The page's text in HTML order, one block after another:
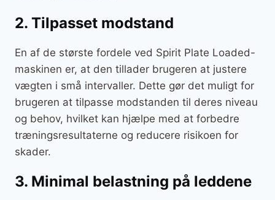
2. Tilpasset modstand
En af de største fordele ved Spirit Plate Loaded-
maskinen er, at den tillader brugeren at justere
vægten i små intervaller. Dette gør det muligt for
brugeren at tilpasse modstanden til deres niveau
og behov, hvilket kan hjælpe med at forbedre
træningsresultaterne og reducere risikoen for
skader.
3. Minimal belastning på leddene